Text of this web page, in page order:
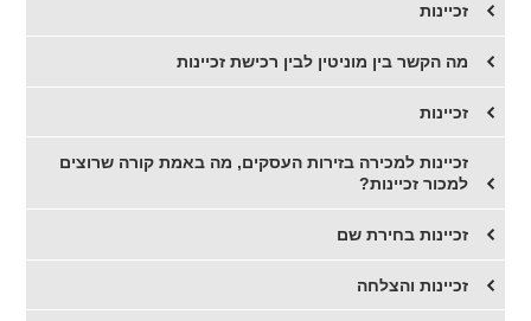
זכיינות
מה הקשר בין מוניטין לבין רכישת זכיינות
זכיינות
זכיינות למכירה בזירות העסקים, מה באמת קורה שרוצים
למכור זכיינות?
זכיינות בחירת שם
​זכיינות והצלחה